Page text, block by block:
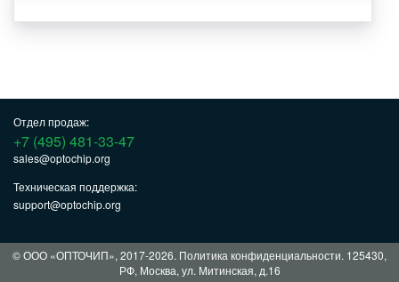
Отдел продаж:
+7 (495) 481-33-47
sales@optochip.org
Техническая поддержка:
support@optochip.org
© ООО «ОПТОЧИП», 2017-2026. Политика конфиденциальности. 125430,
РФ, Москва, ул. Митинская, д.16